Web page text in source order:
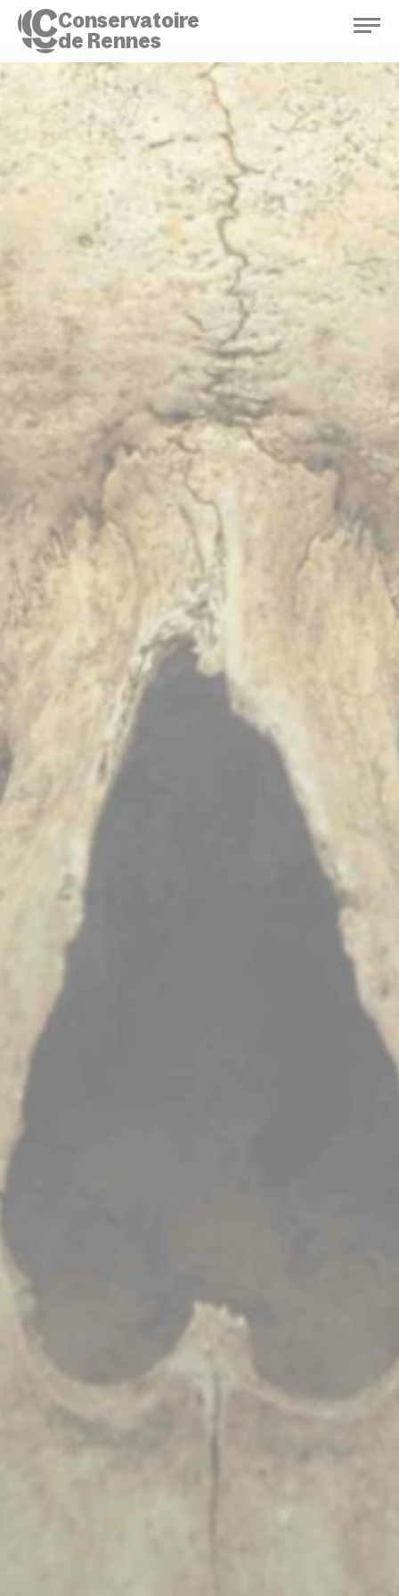
Conservatoire
de Rennes
Conservatoire de Rennes
Enseignements
Saison culturelle
Actions d'éducation
Bibliothèque musicale
CANDIDATURES
EXTRANET
NEWSLETTER
BILLETTERIE